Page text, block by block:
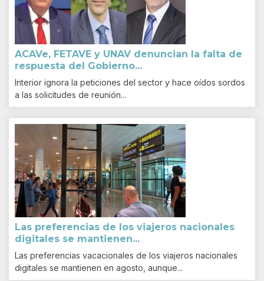
ACAVe, FETAVE y UNAV denuncian la falta de
respuesta del Gobierno...
Interior ignora la peticiones del sector y hace oídos sordos
a las solicitudes de reunión...
Las preferencias de los viajeros nacionales
digitales se mantienen...
Las preferencias vacacionales de los viajeros nacionales
digitales se mantienen en agosto, aunque...